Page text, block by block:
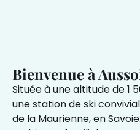
Bienvenue à
Située à une altitude de 1
une station de ski
de la Maurienne, en